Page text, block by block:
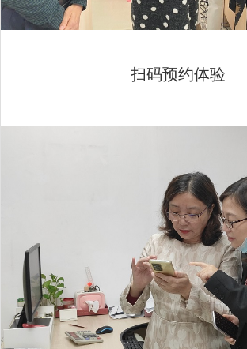
扫码预约体验